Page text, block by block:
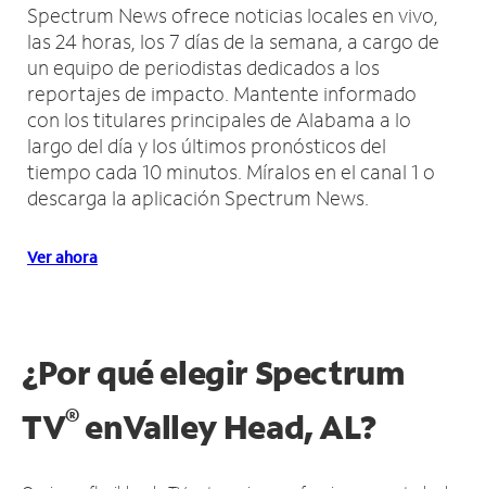
Spectrum News ofrece noticias locales en vivo,
las 24 horas, los 7 días de la semana, a cargo de
un equipo de periodistas dedicados a los
reportajes de impacto. Mantente informado
con los titulares principales de Alabama a lo
largo del día y los últimos pronósticos del
tiempo cada 10 minutos. Míralos en el canal 1 o
descarga la aplicación Spectrum News.
Ver ahora
¿Por qué elegir Spectrum
TV®enValley Head, AL?